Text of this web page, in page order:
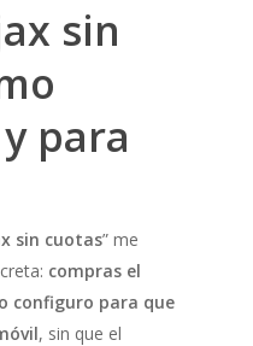
sin
para
sin cuotas” me
compras el
configuro para que
, sin que el